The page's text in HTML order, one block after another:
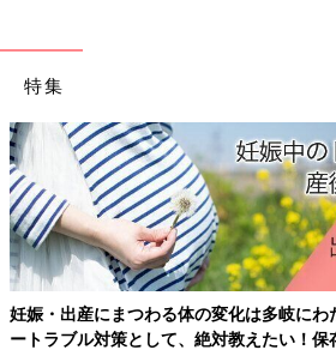
出典：Instagramアカウント「helveticaneue.blog
Helvetica Neueさんが購入したのは、
です。エアコン使用時に、室内の温度が
したそう。これひとつで、温度や湿度だ
特集
妊娠・出産にまつわる体の変化は多岐に
ートラブル対策として、絶対教えたい！保